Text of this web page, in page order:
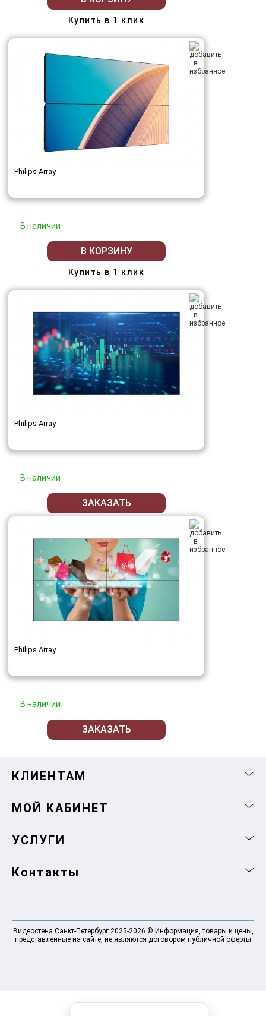
Купить в 1 клик
Philips Array
В наличии
В КОРЗИНУ
Купить в 1 клик
Philips Array
В наличии
ЗАКАЗАТЬ
Philips Array
В наличии
ЗАКАЗАТЬ
КЛИЕНТАМ
МОЙ КАБИНЕТ
УСЛУГИ
Контакты
Видеостена Санкт-Петербург 2025-2026 © Информация, товары и цены,
представленные на сайте, не являются договором публичной оферты